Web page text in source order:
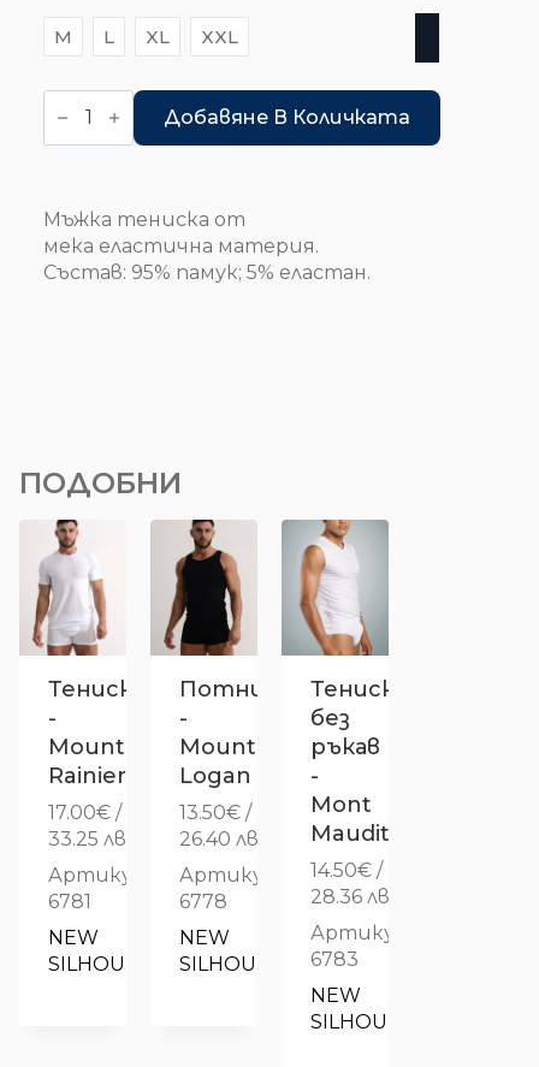
M L XL XXL
количество
за
Добавяне В Количката
Мъжка тениска от
мека еластична материя.
Състав: 95% памук; 5% еластан.
ПОДОБНИ
Тениска
-
Mount
Rainier
17.00€ /
33.25 лв.
Артикул:
6781
NEW
SILHOUETTE
Потник
-
Mount
Logan
13.50€ /
26.40 лв.
Артикул:
6778
NEW
SILHOUETTE
Тениска
без
ръкав
-
Mont
Maudit
14.50€ /
28.36 лв.
Артикул:
6783
NEW
SILHOUETTE